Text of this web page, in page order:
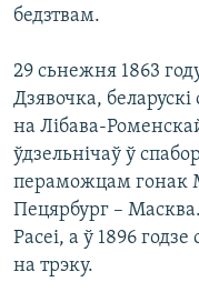
бедзтвам.
29 сьнежня 1863
Дзявочка,
на Лібава-
ўдзельнічаў ў
пераможцам гонак
Пецярбург –
Расеі, а ў 1896
на трэку.